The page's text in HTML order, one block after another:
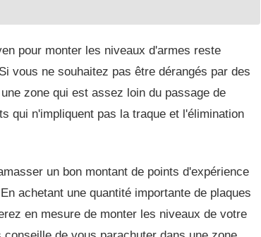
pour monter les niveaux d'armes reste
vous ne souhaitez pas être dérangés par des
zone qui est assez loin du passage de
qui n'impliquent pas la traque et l'élimination
un bon montant de points d'expérience
achetant une quantité importante de plaques
en mesure de monter les niveaux de votre